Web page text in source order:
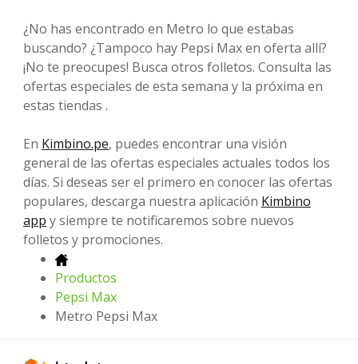
¿No has encontrado en Metro lo que estabas
buscando? ¿Tampoco hay Pepsi Max en oferta allí?
¡No te preocupes! Busca otros folletos. Consulta las
ofertas especiales de esta semana y la próxima en
estas tiendas .
En Kimbino.pe, puedes encontrar una visión
general de las ofertas especiales actuales todos los
días. Si deseas ser el primero en conocer las ofertas
populares, descarga nuestra aplicación Kimbino
app y siempre te notificaremos sobre nuevos
folletos y promociones.
Productos
Pepsi Max
Metro Pepsi Max